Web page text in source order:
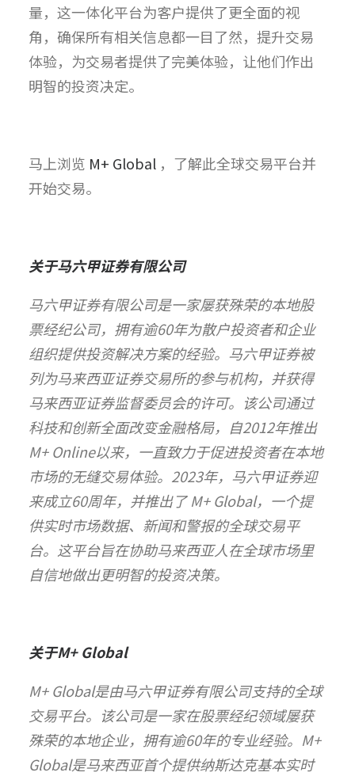
量，这一体化平台为客户提供了更全面的视
角，确保所有相关信息都一目了然，提升交易
体验，为交易者提供了完美体验，让他们作出
明智的投资决定。
马上浏览 M+ Global ，了解此全球交易平台并
开始交易。
关于马六甲证券有限公司
马六甲证券有限公司是一家屡获殊荣的本地股
票经纪公司，拥有逾60年为散户投资者和企业
组织提供投资解决方案的经验。马六甲证券被
列为马来西亚证券交易所的参与机构，并获得
马来西亚证券监督委员会的许可。该公司通过
科技和创新全面改变金融格局，自2012年推出
M+ Online以来，一直致力于促进投资者在本地
市场的无缝交易体验。2023年，马六甲证券迎
来成立60周年，并推出了 M+ Global，一个提
供实时市场数据、新闻和警报的全球交易平
台。这平台旨在协助马来西亚人在全球市场里
自信地做出更明智的投资决策。
关于M+ Global
M+ Global是由马六甲证券有限公司支持的全球
交易平台。该公司是一家在股票经纪领域屡获
殊荣的本地企业，拥有逾60年的专业经验。M+
Global是马来西亚首个提供纳斯达克基本实时